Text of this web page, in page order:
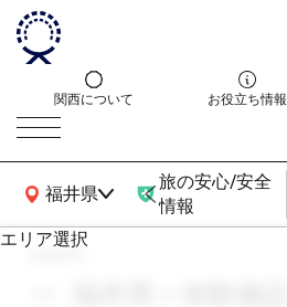
関西について お役立ち情報
福井県
関西広域MAP
旅の安心/安全
情報
エリア選択
エ
search